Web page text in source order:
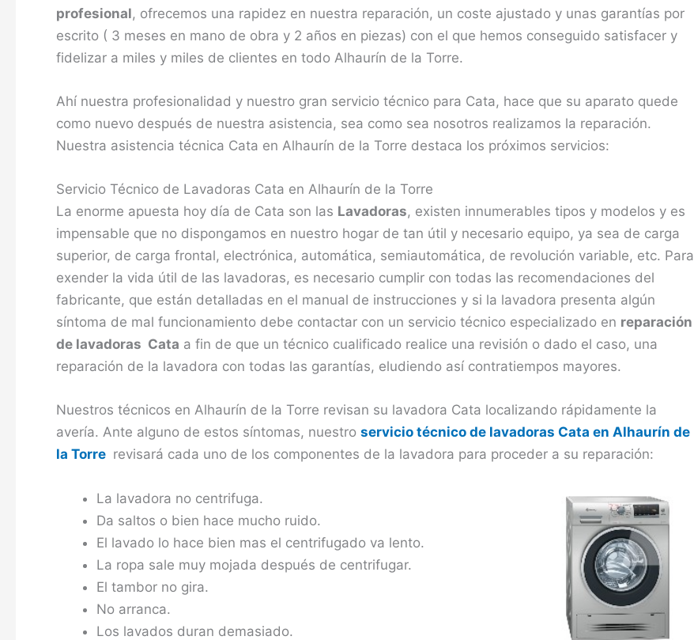
profesional, ofrecemos una rapidez en nuestra reparación, un coste ajustado y unas garantías por
escrito ( 3 meses en mano de obra y 2 años en piezas) con el que hemos conseguido satisfacer y
fidelizar a miles y miles de clientes en todo Alhaurín de la Torre.
Ahí nuestra profesionalidad y nuestro gran servicio técnico para Cata, hace que su aparato quede
como nuevo después de nuestra asistencia, sea como sea nosotros realizamos la reparación.
Nuestra asistencia técnica Cata en Alhaurín de la Torre destaca los próximos servicios:
Servicio Técnico de Lavadoras Cata en Alhaurín de la Torre
La enorme apuesta hoy día de Cata son las Lavadoras, existen innumerables tipos y modelos y es
impensable que no dispongamos en nuestro hogar de tan útil y necesario equipo, ya sea de carga
superior, de carga frontal, electrónica, automática, semiautomática, de revolución variable, etc. Para
exender la vida útil de las lavadoras, es necesario cumplir con todas las recomendaciones del
fabricante, que están detalladas en el manual de instrucciones y si la lavadora presenta algún
síntoma de mal funcionamiento debe contactar con un servicio técnico especializado en reparación
de lavadoras Cata a fin de que un técnico cualificado realice una revisión o dado el caso, una
reparación de la lavadora con todas las garantías, eludiendo así contratiempos mayores.
Nuestros técnicos en Alhaurín de la Torre revisan su lavadora Cata localizando rápidamente la
avería. Ante alguno de estos síntomas, nuestro servicio técnico de lavadoras Cata en Alhaurín de
la Torre revisará cada uno de los componentes de la lavadora para proceder a su reparación:
La lavadora no centrifuga.
Da saltos o bien hace mucho ruido.
El lavado lo hace bien mas el centrifugado va lento.
La ropa sale muy mojada después de centrifugar.
El tambor no gira.
No arranca.
Los lavados duran demasiado.